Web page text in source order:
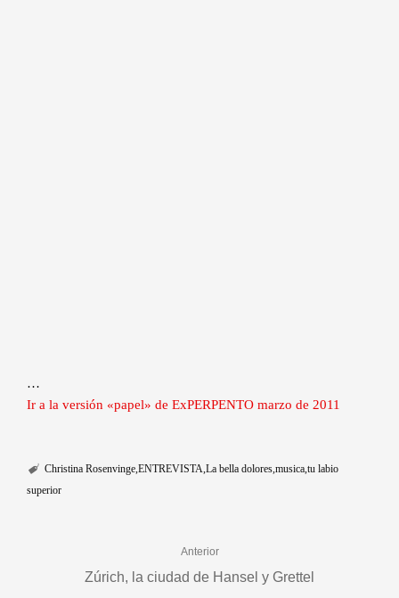
…
Ir a la versión «papel» de ExPERPENTO marzo de 2011
Christina Rosenvinge ENTREVISTA La bella dolores musica tu labio
superior
Anterior
Zúrich, la ciudad de Hansel y Grettel